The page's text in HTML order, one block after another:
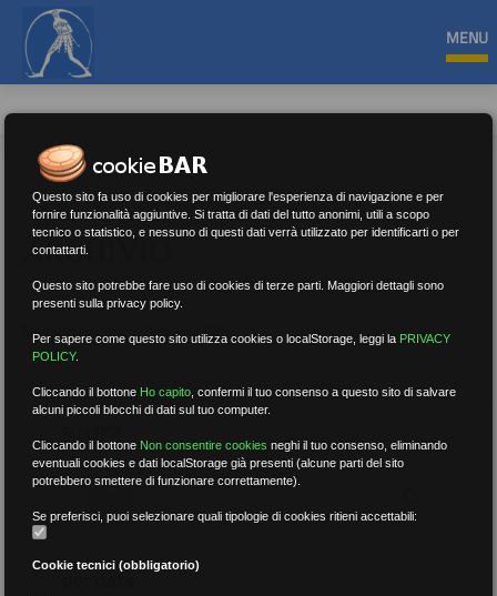
MENU
ARCHIVIO
Nessun risultato.Rimuovi filtri
per data
Questo sito fa uso di cookies per migliorare l'esperienza di navigazione e per
fornire funzionalità aggiuntive. Si tratta di dati del tutto anonimi, utili a scopo
tecnico o statistico, e nessuno di questi dati verrà utilizzato per identificarti o per
contattarti.
Questo sito potrebbe fare uso di cookies di terze parti. Maggiori dettagli sono
presenti sulla privacy policy.
Per sapere come questo sito utilizza cookies o localStorage, leggi la PRIVACY
POLICY.
Cliccando il bottone Ho capito ,confermi il tuo consenso a questo sito di salvare
alcuni piccoli blocchi di dati sul tuo computer.
Cliccando il bottone Non consentire cookies neghi il tuo consenso, eliminando
eventuali cookies e dati localStorage già presenti (alcune parti del sito
potrebbero smettere di funzionare correttamente).
Se preferisci, puoi selezionare quali tipologie di cookies ritieni accettabili:
Cookie tecnici (obbligatorio)